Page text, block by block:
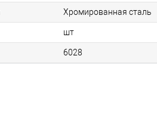
Хромированная сталь
шт
6028